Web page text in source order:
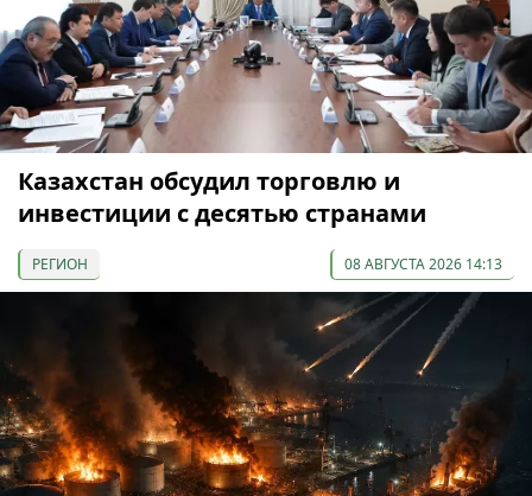
Казахстан обсудил торговлю и
инвестиции с десятью странами
РЕГИОН 08 АВГУСТА 2026 14:13